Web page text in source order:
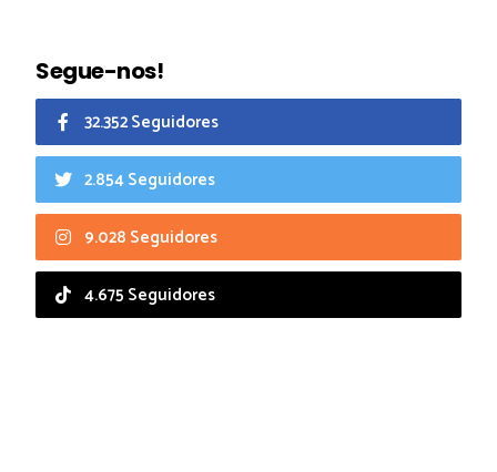
Segue-nos!
32.352 Seguidores
2.854 Seguidores
9.028 Seguidores
4.675 Seguidores